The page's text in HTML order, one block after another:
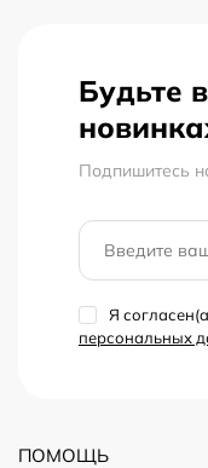
Будьте
Подпишитесь
Я
персональных
ПОМОЩЬ